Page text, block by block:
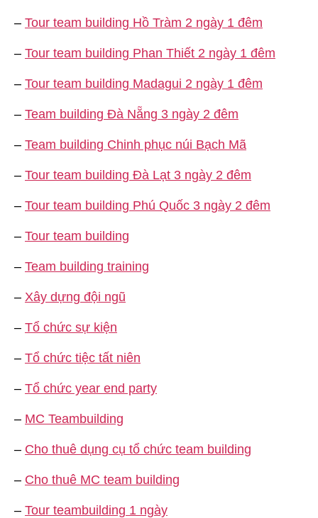
– Tour team building Hồ Tràm 2 ngày 1 đêm
– Tour team building Phan Thiết 2 ngày 1 đêm
– Tour team building Madagui 2 ngày 1 đêm
– Team building Đà Nẵng 3 ngày 2 đêm
– Team building Chinh phục núi Bạch Mã
– Tour team building Đà Lạt 3 ngày 2 đêm
– Tour team building Phú Quốc 3 ngày 2 đêm
– Tour team building
– Team building training
– Xây dựng đội ngũ
– Tổ chức sự kiện
– Tổ chức tiệc tất niên
– Tổ chức year end party
– MC Teambuilding
– Cho thuê dụng cụ tổ chức team building
– Cho thuê MC team building
– Tour teambuilding 1 ngày